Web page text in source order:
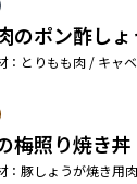
のポン酢し
：とりもも肉 / キャ
梅照り焼き丼
：豚しょうが焼き用